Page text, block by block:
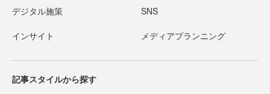
デジタル施策 SNS
インサイト メディアプランニング
記事スタイルから探す